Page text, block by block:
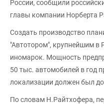
России, сообщили
главы компании Норберта
Создать производство
"Автотором", крупнейшим в
иномарок. Мощность
50 тыс. автомобилей в год
локализации должен был
По словам Н.Райтхофера,